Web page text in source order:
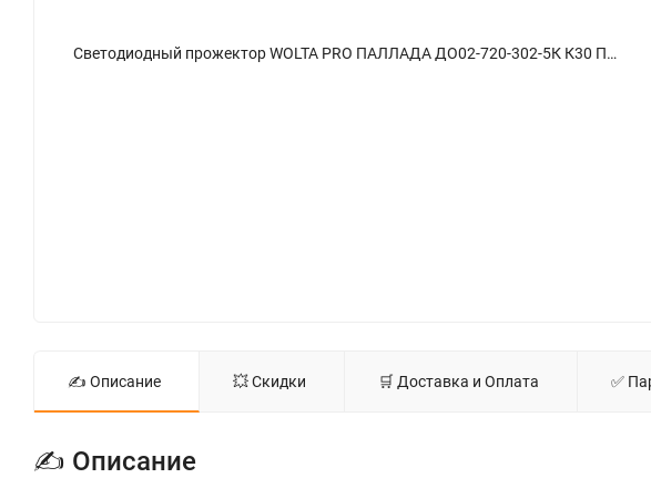
Светодиодный прожектор WOLTA PRO ПАЛЛАДА ДО02-720-302-5К К30 Прозрачный - фото 1.
✍ Описание 💥 Скидки 🛒 Доставка и Оплата ✅
✍ Описание